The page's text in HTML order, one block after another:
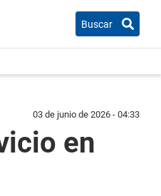
Buscar
03 de junio de 2026 - 04:33
en